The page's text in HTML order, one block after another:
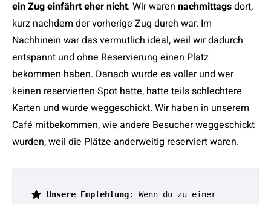
ein Zug einfährt eher nicht. Wir waren nachmittagsdort,
kurz nachdem der vorherige Zug durch war. Im
Nachhinein war das vermutlich ideal, weil wir dadurch
entspannt und ohne Reservierung einen Platz
bekommen haben. Danach wurde es voller und wer
keinen reservierten Spot hatte, hatte teils schlechtere
Karten und wurde weggeschickt. Wir haben in unserem
Café mitbekommen, wie andere Besucher weggeschickt
wurden, weil die Plätze anderweitig reserviert waren.
Unsere Empfehlung: Wenn du zu einer